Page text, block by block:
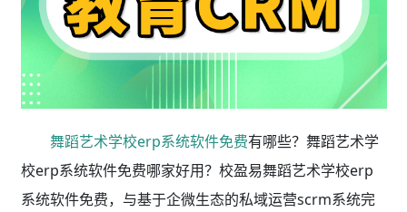
舞蹈艺术学校erp系统软件免费有哪些？舞蹈艺术学
校erp系统软件免费哪家好用？校盈易舞蹈艺术学校erp
系统软件免费，与基于企微生态的私域运营scrm系统完